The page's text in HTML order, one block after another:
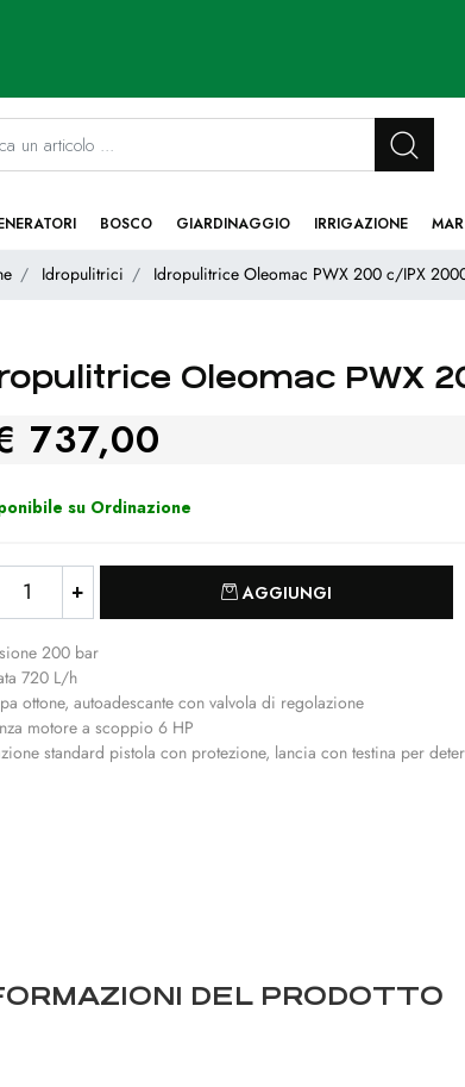
di un filtro aggiorna automaticamente gli altri filtri
BOSCO GIARDINAGGIO IRRIGAZIONE
Idropulitrici Idropulitrice Oleomac PWX 200 c/IPX
Oleomac PWX
737,00
su Ordinazione
AGGIUNGI
200 bar
720 L/h
ottone, autoadescante con valvola di regolazione
motore a scoppio 6 HP
standard pistola con protezione, lancia con testina per
DEL PRODOTTO